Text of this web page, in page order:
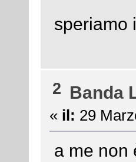
speriamo
2 Banda
« il: 29
a me non